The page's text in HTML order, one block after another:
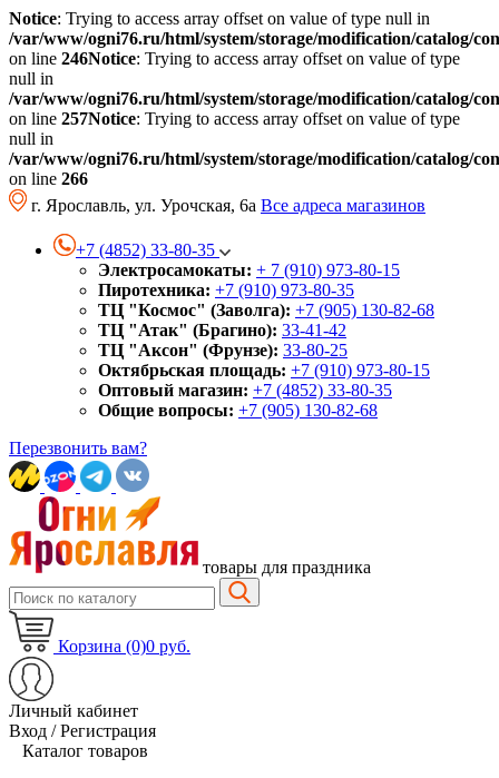
Notice: Trying to access array offset on value of type null in
/var/www/ogni76.ru/html/system/storage/modification/catalog/
on line 246Notice: Trying to access array offset on value of type
null in
/var/www/ogni76.ru/html/system/storage/modification/catalog/
on line 257Notice: Trying to access array offset on value of type
null in
/var/www/ogni76.ru/html/system/storage/modification/catalog/
on line 266
г. Ярославль, ул. Урочская, 6а Все адреса магазинов
+7 (4852) 33-80-35
Электросамокаты: + 7 (910) 973-80-15
Пиротехника: +7 (910) 973-80-35
ТЦ "Космос" (Заволга): +7 (905) 130-82-68
ТЦ "Атак" (Брагино): 33-41-42
ТЦ "Аксон" (Фрунзе): 33-80-25
Октябрьская площадь: +7 (910) 973-80-15
Оптовый магазин: +7 (4852) 33-80-35
Общие вопросы: +7 (905) 130-82-68
Перезвонить вам?
товары для праздника
Корзина (0)0 руб.
Личный кабинет
Вход / Регистрация
Каталог товаров